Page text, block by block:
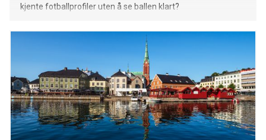
kjente fotballprofiler uten å se ballen klart?